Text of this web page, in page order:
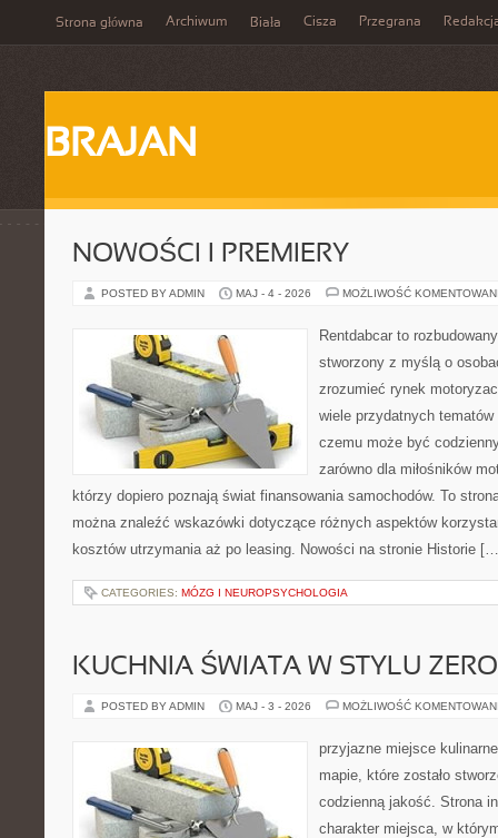
Strona główna Archiwum Biała Cisza Przegrana
BRAJAN
NOWOŚCI I PREMIERY
POSTED BY ADMIN MAJ - 4 - 2026 MOŻLIWOŚĆ
Rentdabcar to
stworzony z myślą o
zrozumieć rynek
wiele przydatnych
czemu może być
zarówno dla miłośników
którzy dopiero poznają świat finansowania samochodów. To
można znaleźć wskazówki dotyczące różnych aspektów
kosztów utrzymania aż po leasing. Nowości na stronie Historie
CATEGORIES: MÓZG I NEUROPSYCHOLOGIA
KUCHNIA ŚWIATA W STYLU
POSTED BY ADMIN MAJ - 3 - 2026 MOŻLIWOŚĆ
przyjazne miejsce
mapie, które zostało
codzienną jakość. Strona
charakter miejsca, w